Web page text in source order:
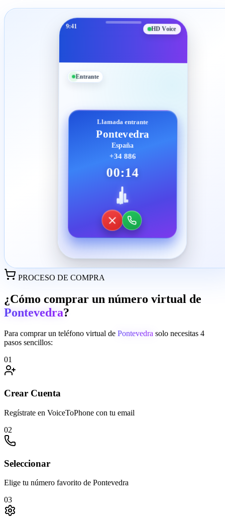
9:41 HD Voice
Entrante
Llamada entrante
Pontevedra
España
+34 886
00:14
PROCESO DE COMPRA
¿Cómo comprar un número virtual de
Pontevedra?
Para comprar un teléfono virtual de Pontevedra solo necesitas 4
pasos sencillos:
01
Crear Cuenta
Regístrate en VoiceToPhone con tu email
02
Seleccionar
Elige tu número favorito de Pontevedra
03